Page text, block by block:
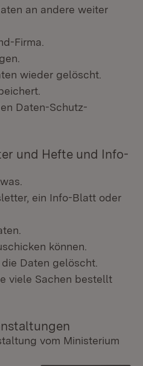
an andere weiter
Firma.
wieder gelöscht.
Daten-Schutz-
und Hefte und Info-
ein Info-Blatt oder
können.
Daten gelöscht.
viele Sachen bestellt
vom Ministerium